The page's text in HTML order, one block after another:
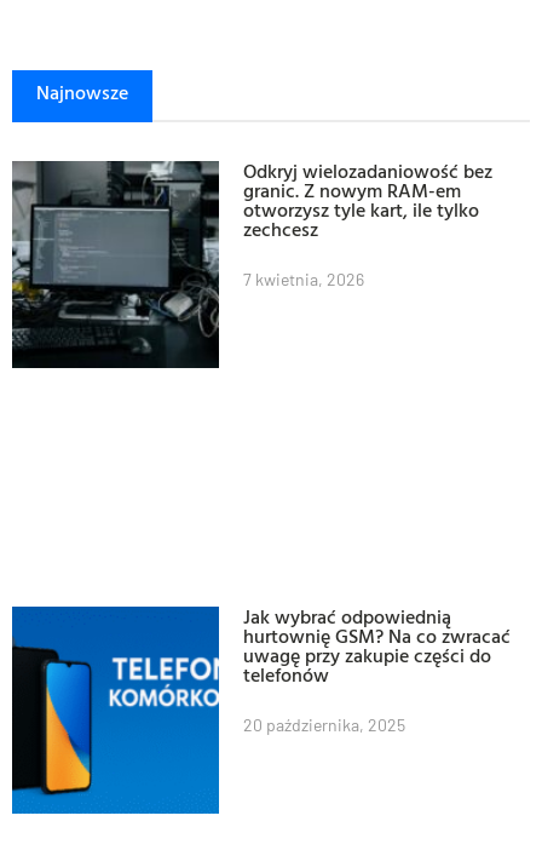
Najnowsze
Odkryj wielozadaniowość bez
granic. Z nowym RAM-em
otworzysz tyle kart, ile tylko
zechcesz
7 kwietnia, 2026
Jak wybrać odpowiednią
hurtownię GSM? Na co zwracać
uwagę przy zakupie części do
telefonów
20 października, 2025